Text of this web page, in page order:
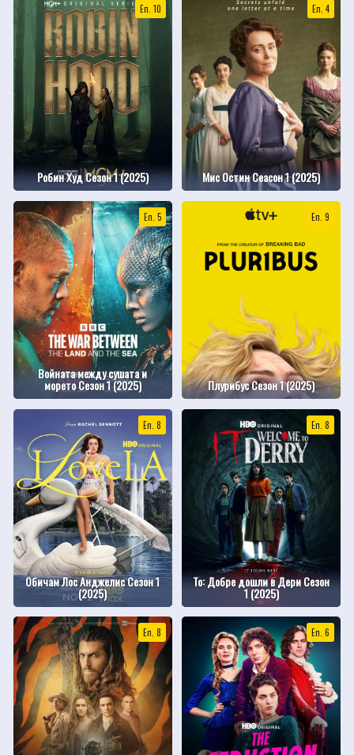
Еп. 10
Робин Худ Сезон 1 (2025)
Еп. 4
Мис Остин Сеасон 1 (2025)
Еп. 5
Войната между сушата и
морето Сезон 1 (2025)
Еп. 9
Плурибус Сезон 1 (2025)
Еп. 8
Обичам Лос Анджелис Сезон 1
(2025)
Еп. 8
То: Добре дошли в Дери Сезон
1 (2025)
Еп. 8 Еп. 6